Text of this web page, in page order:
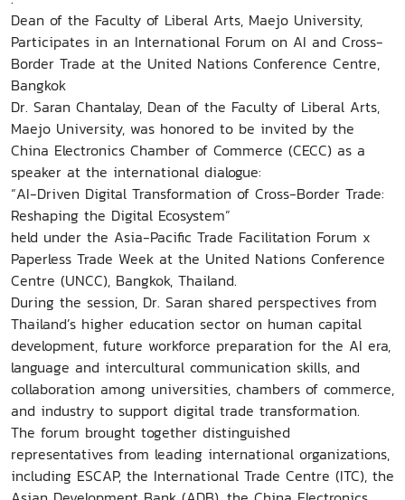
Dean of the Faculty of Liberal Arts, Maejo University,
Participates in an International Forum on AI and Cross-
Border Trade at the United Nations Conference Centre,
Bangkok
Dr. Saran Chantalay, Dean of the Faculty of Liberal Arts,
Maejo University, was honored to be invited by the
China Electronics Chamber of Commerce (CECC) as a
speaker at the international dialogue:
“AI-Driven Digital Transformation of Cross-Border Trade:
Reshaping the Digital Ecosystem”
held under the Asia-Pacific Trade Facilitation Forum x
Paperless Trade Week at the United Nations Conference
Centre (UNCC), Bangkok, Thailand.
During the session, Dr. Saran shared perspectives from
Thailand’s higher education sector on human capital
development, future workforce preparation for the AI era,
language and intercultural communication skills, and
collaboration among universities, chambers of commerce,
and industry to support digital trade transformation.
The forum brought together distinguished
representatives from leading international organizations,
including ESCAP, the International Trade Centre (ITC), the